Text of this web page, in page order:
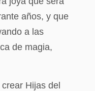
años, y que
a las
de magia,
Hijas del